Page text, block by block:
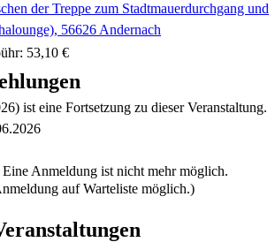
der Treppe zum Stadtmauerdurchgang und
56626 Andernach
53,10 €
ist eine Fortsetzung zu dieser Veranstaltung.
auf Warteliste möglich.)